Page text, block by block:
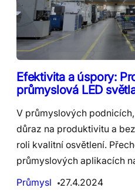
Efektivita a úspory:
průmyslová LED
V průmyslových
důraz na produktivitu a
roli kvalitní osvětlení.
průmyslových aplikacích
Průmysl
27.4.2024